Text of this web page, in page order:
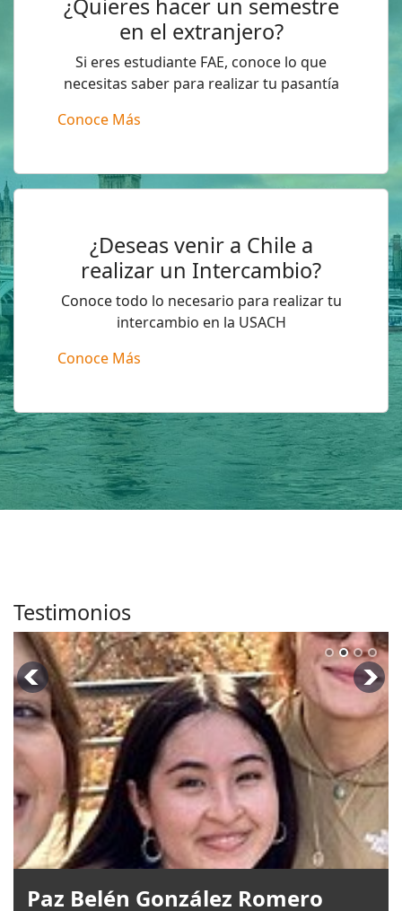
¿Quieres hacer un semestre
en el extranjero?
Si eres estudiante FAE, conoce lo que
necesitas saber para realizar tu pasantía
Conoce Más
¿Deseas venir a Chile a
realizar un Intercambio?
Conoce todo lo necesario para realizar tu
intercambio en la USACH
Conoce Más
Testimonios
Paz Belén González Romero